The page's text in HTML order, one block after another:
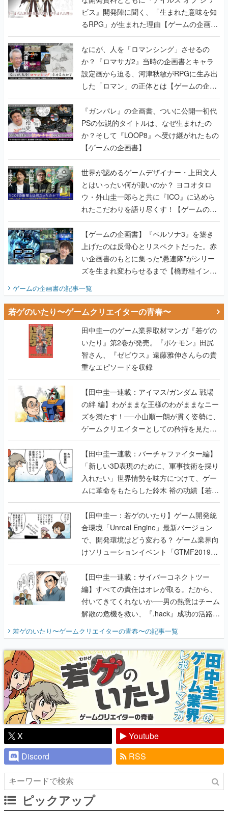
ビス』開発陣に聞く、「生まれた意味を知
るRPG」が生まれた理由【ゲームの企画
書】
なにが、人を「ロマンシング」させるの
か？『ロマサガ2』当時の企画書とキャラ
設定画から迫る、河津秋敏がRPGに生み出
した「ロマン」の正体とは【ゲームの企画
書】
『ガンパレ』の企画書、ついに公開━初代
PSの伝説的タイトルは、なぜ生まれたの
か？そして『LOOP8』へ受け継がれたもの
【ゲームの企画書】
世界が認めるゲームデザイナー・上田文人
とはいったい何が凄いのか？ ヨコオタロ
ウ・外山圭一郎らと共に『ICO』に込めら
れたこだわりを語り尽くす！【ゲームの企
画書】
【ゲームの企画書】『ペルソナ3』を築き
上げたのは反骨心とリスペクトだった。赤
い企画書のもとに集った“愚連隊”がシリー
ズを生まれ変わらせるまで【橋野桂インタ
ゲームの企画書の記事一覧
若ゲのいたり〜ゲームクリエイターの青春〜
田中圭一のゲーム業界取材マンガ『若ゲの
いたり』第2巻が発売。『ポケモン』田尻
智さん、『ゼビウス』遠藤雅伸さんらの貴
重なエピソードを収録
【田中圭一連載：アイマス/ガンダム 戦場
の絆 編】わがままな王様のわがままなニー
ズを満たす！──小山順一朗が貫く姿勢に、
ゲームクリエイターとしての矜持を見た
【若ゲのいたり最終回】
【田中圭一連載：バーチャファイター編】
「新しい3D表現のために、軍事技術を採り
入れたい」世界情勢を味方につけて、ゲー
ムに革命をもたらした鈴木 裕の功績【若ゲ
のいたり】
【田中圭一：若ゲのいたり】ゲーム開発統
合環境「Unreal Engine」最新バージョン
で、開発環境はどう変わる？ ゲーム業界向
けソリューションイベント「GTMF2019」
に行って、より理解を深めよう【PR】
【田中圭一連載：サイバーコネクトツー
編】すべての責任はオレが取る。だから、
付いてきてくれないか──男の熱意はチーム
解散の危機を救い、『.hack』成功の活路を
『少年ジャンプ』色だった【若ゲのいた
り】
若ゲのいたり〜ゲームクリエイターの青春〜の記事一覧
X
Youtube
Discord
RSS
ピックアップ